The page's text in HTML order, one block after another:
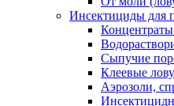
Инсектициды для
Сыпучие
Клеевые
Аэрозоли,